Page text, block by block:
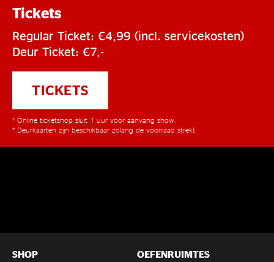
Tickets
Regular Ticket: €4,99 (incl. servicekosten)
Deur Ticket: €7,-
TICKETS
* Online ticketshop sluit 1 uur voor aanvang show.
* Deurkaarten zijn beschikbaar zolang de voorraad strekt.
SHOP
OEFENRUIMTES